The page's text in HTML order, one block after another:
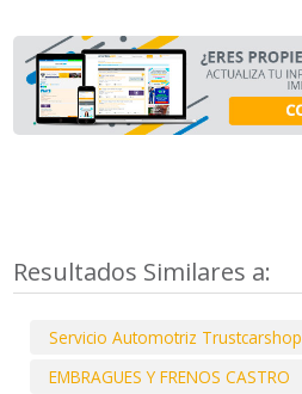
Resultados Similares a:
Servicio Automotriz Trustcarshop
EMBRAGUES Y FRENOS CASTRO